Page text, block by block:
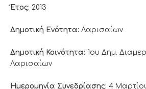
Έτος: 2013
Δημοτική Ενότητα: Λαρισαίων
Δημοτική Κοινότητα: 1ου Δημ.
Λαρισαίων
Ημερομηνία Συνεδρίασης: 4